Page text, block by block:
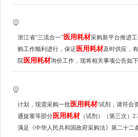
浙江省“三流合一”医用耗材采购新平台推进
购工作顺利进行，保证医用耗材及时供应，
院医用耗材询价工作，现将相关事项公告如
计划，现需采购一批医用耗材/试剂，请符合
通旋塞等部分医用耗材（试剂）（第三次）
满足《中华人民共和国政府采购法》第二十二